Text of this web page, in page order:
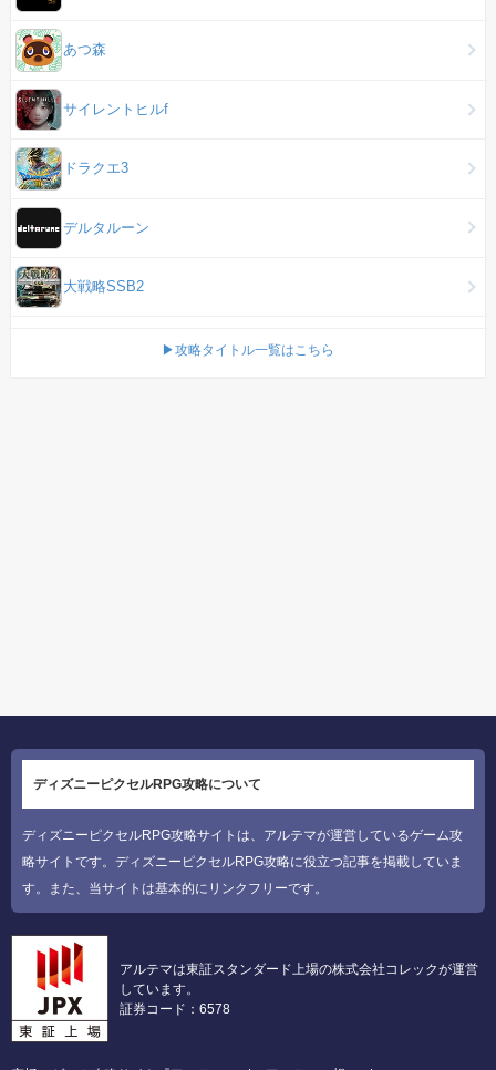
あつ森
サイレントヒルf
ドラクエ3
デルタルーン
大戦略SSB2
▶攻略タイトル一覧はこちら
ディズニーピクセルRPG攻略について
ディズニーピクセルRPG攻略サイトは、アルテマが運営しているゲーム攻
略サイトです。ディズニーピクセルRPG攻略に役立つ記事を掲載していま
す。また、当サイトは基本的にリンクフリーです。
アルテマは東証スタンダード上場の株式会社コレックが運営
しています。
証券コード：6578